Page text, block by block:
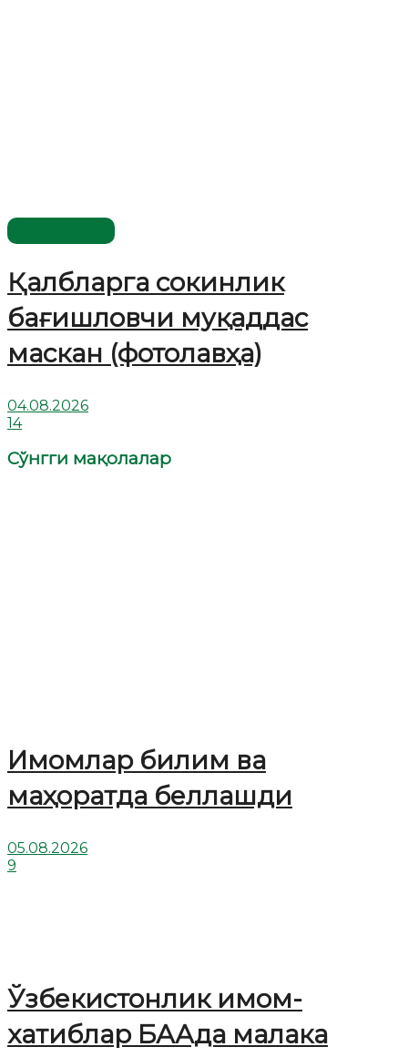
Қалбларга сокинлик
бағишловчи муқаддас
маскан (фотолавҳа)
04.08.2026
14
Сўнгги мақолалар
Имомлар билим ва
маҳоратда беллашди
05.08.2026
9
Ўзбекистонлик имом-
хатиблар БААда малака